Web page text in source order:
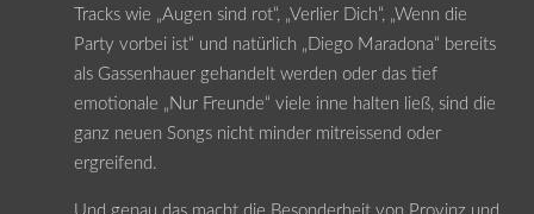
Tracks wie „Augen sind rot“, „Verlier Dich“, „Wenn die
Party vorbei ist“ und natürlich „Diego Maradona“ bereits
als Gassenhauer gehandelt werden oder das tief
emotionale „Nur Freunde“ viele inne halten ließ, sind die
ganz neuen Songs nicht minder mitreissend oder
ergreifend.